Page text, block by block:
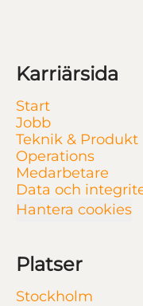
Karriärsida
Start
Jobb
Teknik & Produkt
Operations
Medarbetare
Data och
Hantera cookies
Platser
Stockholm